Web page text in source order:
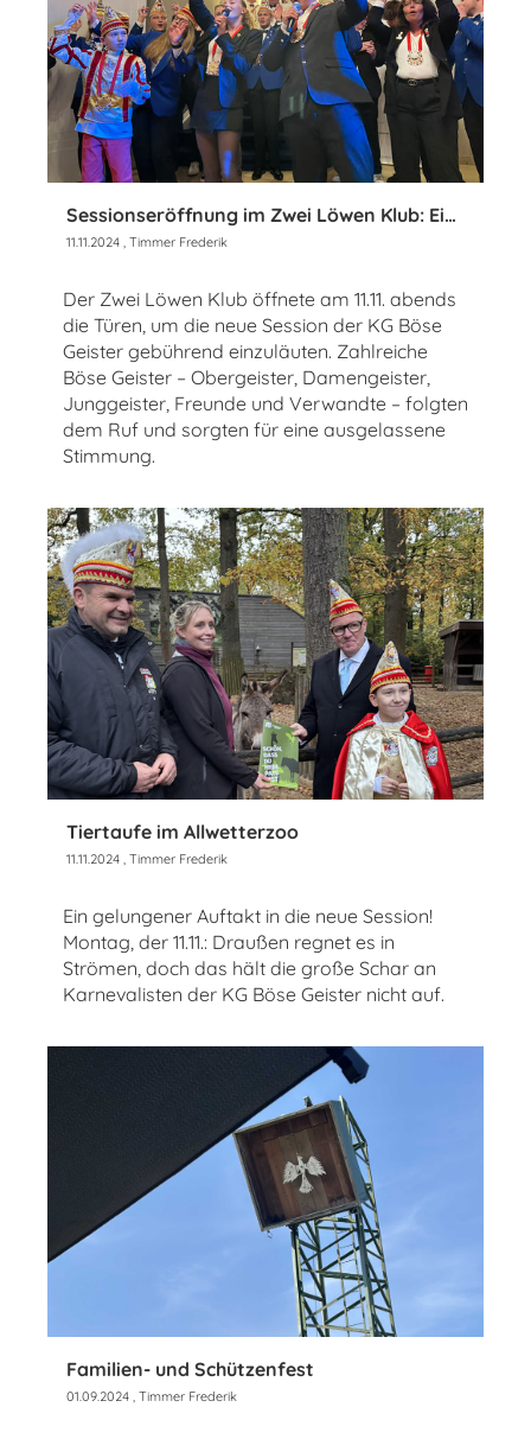
Sessionseröffnung im Zwei Löwen Klub: Ein Abend voller Höhepunkte!
11.11.2024 , Timmer Frederik
Der Zwei Löwen Klub öffnete am 11.11. abends
die Türen, um die neue Session der KG Böse
Geister gebührend einzuläuten. Zahlreiche
Böse Geister – Obergeister, Damengeister,
Junggeister, Freunde und Verwandte – folgten
dem Ruf und sorgten für eine ausgelassene
Stimmung.
Tiertaufe im Allwetterzoo
11.11.2024 , Timmer Frederik
Ein gelungener Auftakt in die neue Session!
Montag, der 11.11.: Draußen regnet es in
Strömen, doch das hält die große Schar an
Karnevalisten der KG Böse Geister nicht auf.
Familien- und Schützenfest
01.09.2024 , Timmer Frederik